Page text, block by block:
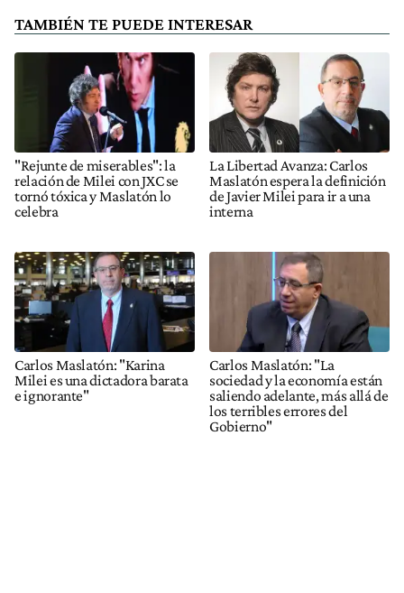
TAMBIÉN TE PUEDE INTERESAR
"Rejunte de miserables": la
relación de Milei con JXC se
tornó tóxica y Maslatón lo
celebra
La Libertad Avanza: Carlos
Maslatón espera la definición
de Javier Milei para ir a una
interna
Carlos Maslatón: "Karina
Milei es una dictadora barata
e ignorante"
Carlos Maslatón: "La
sociedad y la economía están
saliendo adelante, más allá de
los terribles errores del
Gobierno"